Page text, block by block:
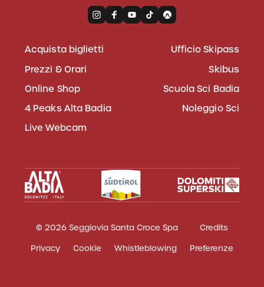
Acquista biglietti
Prezzi & Orari
Online Shop
4 Peaks Alta Badia
Live Webcam
Ufficio Skipass
Skibus
Scuola Sci Badia
Noleggio Sci
© 2026 Seggiovia Santa Croce Spa
Credits
Privacy
Cookie Whistleblowing Preferenze